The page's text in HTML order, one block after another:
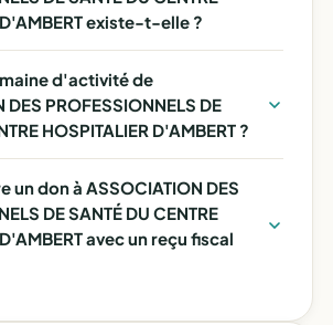
D'AMBERT existe-t-elle ?
d'activité de
PROFESSIONNELS DE
HOSPITALIER D'AMBERT ?
un don à ASSOCIATION DES
DE SANTÉ DU CENTRE
avec un reçu fiscal